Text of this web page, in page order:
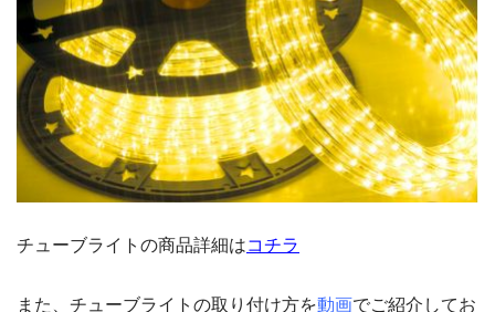
チューブライトの商品詳細はコチラ
また、チューブライトの取り付け方を動画でご紹介してお